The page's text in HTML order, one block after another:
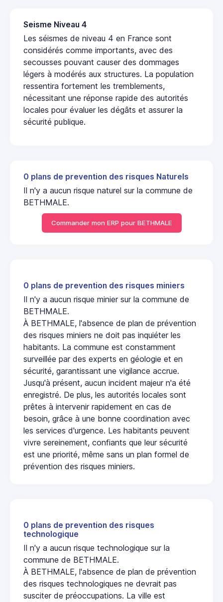
Seisme Niveau 4
Les séismes de niveau 4 en France sont
considérés comme importants, avec des
secousses pouvant causer des dommages
légers à modérés aux structures. La population
ressentira fortement les tremblements,
nécessitant une réponse rapide des autorités
locales pour évaluer les dégâts et assurer la
sécurité publique.
0 plans de prevention des risques Naturels
Il n'y a aucun risque naturel sur la commune de
BETHMALE.
Commander mon ERP pour BETHMALE
0 plans de prevention des risques miniers
Il n'y a aucun risque minier sur la commune de
BETHMALE.
À BETHMALE, l'absence de plan de prévention
des risques miniers ne doit pas inquiéter les
habitants. La commune est constamment
surveillée par des experts en géologie et en
sécurité, garantissant une vigilance accrue.
Jusqu'à présent, aucun incident majeur n'a été
enregistré. De plus, les autorités locales sont
prêtes à intervenir rapidement en cas de
besoin, grâce à une bonne coordination avec
les services d'urgence. Les habitants peuvent
vivre sereinement, confiants que leur sécurité
est une priorité, même sans un plan formel de
prévention des risques miniers.
0 plans de prevention des risques
technologique
Il n'y a aucun risque technologique sur la
commune de BETHMALE.
À BETHMALE, l'absence de plan de prévention
des risques technologiques ne devrait pas
susciter de préoccupations. La ville est